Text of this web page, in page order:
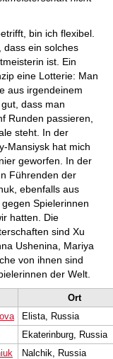
bin ich flexibel.
dass ein solches
ist. Ein
eine Lotterie: Man
aus irgendeinem
dass man
Runden passieren,
steht. In der
Mansiysk hat mich
geworfen. In der
Führenden der
ebenfalls aus
Spielerinnen
hatten. Die
sind Xu
Ushenina, Mariya
von ihnen sind
der Welt.
Ort
Elista, Russia
Ekaterinburg, Russia
Nalchik, Russia